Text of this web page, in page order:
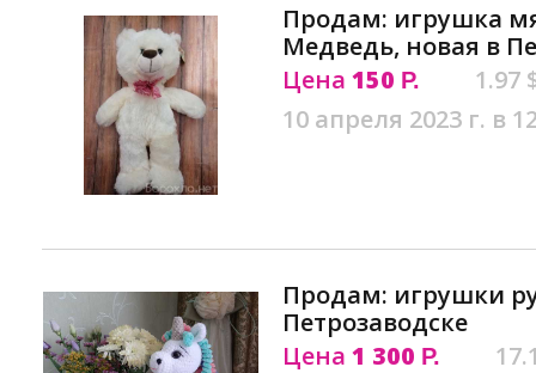
Продам: игрушка
Медведь, новая в
Цена 150 Р.
1.97
10 апреля 2023 г. в
Продам: игрушки
Петрозаводске
Цена 1 300 Р.